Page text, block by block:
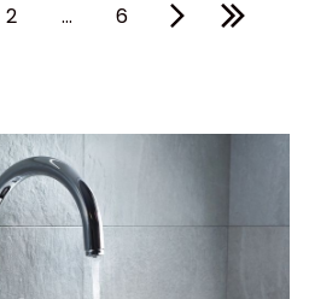
2 ... 6